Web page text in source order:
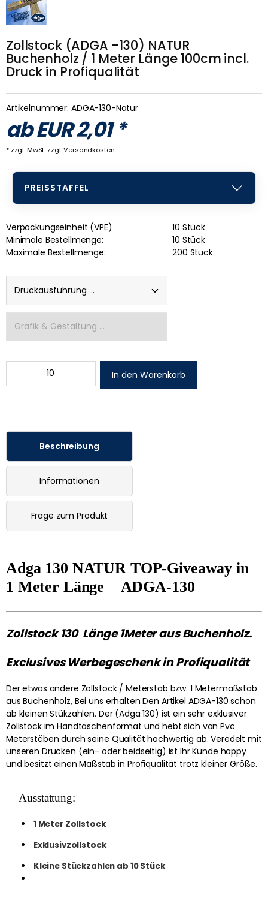
Zollstock (ADGA -130) NATUR
Buchenholz / 1 Meter Länge 100cm incl.
Druck in Profiqualität
Artikelnummer: ADGA-130-Natur
abEUR2,01 *
* zzgl. MwSt. zzgl. Versandkosten
PREISSTAFFEL
Verpackungseinheit (VPE)
10 Stück
Minimale Bestellmenge:
10 Stück
Maximale Bestellmenge:
200 Stück
Beschreibung
Informationen
Frage zum Produkt
Adga 130 NATUR TOP-Giveaway in
1 Meter Länge ADGA-130
Zollstock 130  Länge 1Meter aus Buchenholz.
Exclusives Werbegeschenk in Profiqualität
Der etwas andere Zollstock / Meterstab bzw. 1 Metermaßstab
aus Buchenholz, Bei uns erhalten Den Artikel ADGA-130 schon
ab kleinen Stükzahlen. Der (Adga 130) ist ein sehr exklusiver
Zollstock im Handtaschenformat und hebt sich von Pvc
Meterstäben durch seine Qualität hochwertig ab. Veredelt mit
unseren Drucken (ein- oder beidseitig) ist Ihr Kunde happy
und besitzt einen Maßstab in Profiqualität trotz kleiner Größe.
Ausstattung:
1 Meter Zollstock
Exklusivzollstock
Kleine Stückzahlen ab 10 Stück